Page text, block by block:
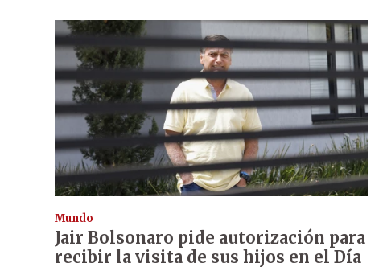
Mundo
Jair Bolsonaro pide autorización para
recibir la visita de sus hijos en el Día